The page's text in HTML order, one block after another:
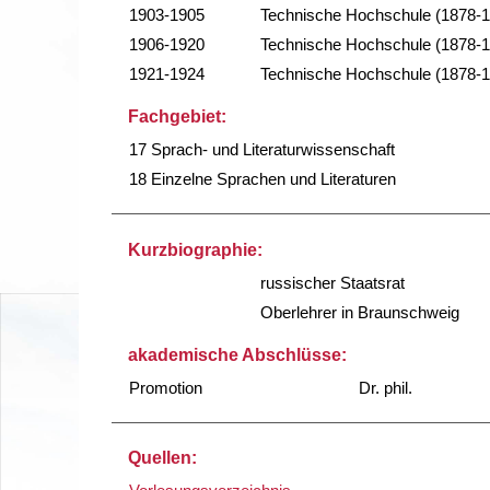
1903-1905
Technische Hochschule (1878-
1906-1920
Technische Hochschule (1878-
1921-1924
Technische Hochschule (1878-
Fachgebiet:
17 Sprach- und Literaturwissenschaft
18 Einzelne Sprachen und Literaturen
Kurzbiographie:
russischer Staatsrat
Oberlehrer in Braunschweig
akademische Abschlüsse:
Promotion
Dr. phil.
Quellen: